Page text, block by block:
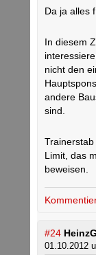
Da ja alles
In diesem
nicht den
andere
sind.
Limit, das
beweisen.
#24
01.10.2012